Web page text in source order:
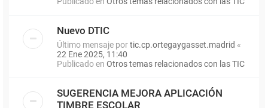
Nuevo DTIC
Último mensaje portic.cp.ortegaygasset.madrid «
22 Ene 2025, 11:40
Publicado en Otros temas relacionados con las TIC
SUGERENCIA MEJORA APLICACIÓN
TIMBRE ESCOLAR